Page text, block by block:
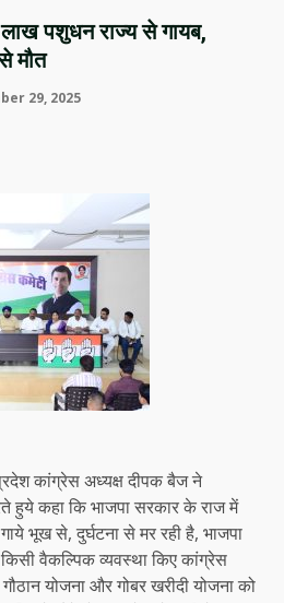
पशुधन राज्य से गायब,
मौत
29, 2025
कांग्रेस अध्यक्ष दीपक बैज ने
हुये कहा कि भाजपा सरकार के राज में
भूख से, दुर्घटना से मर रही है, भाजपा
वैकल्पिक व्यवस्था किए कांग्रेस
योजना और गोबर खरीदी योजना को